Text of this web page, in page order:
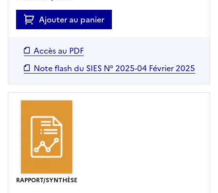
Ajouter au panier
Accès au PDF
Note flash du SIES N° 2025-04 Février 2025
RAPPORT/SYNTHÈSE